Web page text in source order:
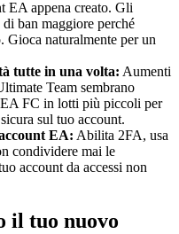
EA appena creato. Gli
ban maggiore perché
Gioca naturalmente per un
tutte in una volta: Aumenti
Team sembrano
FC in lotti più piccoli per
sul tuo account.
EA: Abilita 2FA, usa
condividere mai le
account da accessi non
il tuo nuovo